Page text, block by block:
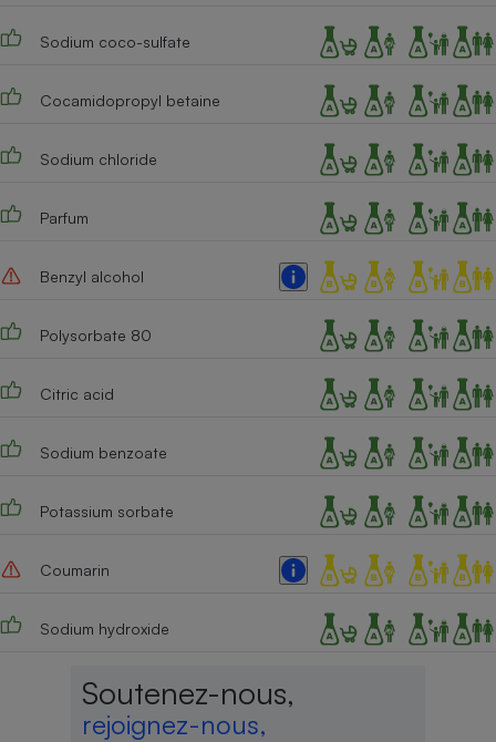
Sodium coco-sulfate
Cocamidopropyl betaine
Sodium chloride
Parfum
Benzyl alcohol
Polysorbate 80
Citric acid
Sodium benzoate
Potassium sorbate
Coumarin
Sodium hydroxide
Soutenez-nous,
rejoignez-nous,
Plaque de cuisson à
Climatiseur -
Cafetière à expressos
Smartphone
Climatiseur -
Ventilateur